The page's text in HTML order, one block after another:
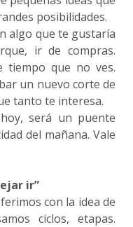
posibilidades.
algo que te gustaría
ir de compras.
tiempo que no ves.
un nuevo corte de
tanto te interesa.
será un puente
del mañana. Vale
ir”
con la idea de
ciclos, etapas.